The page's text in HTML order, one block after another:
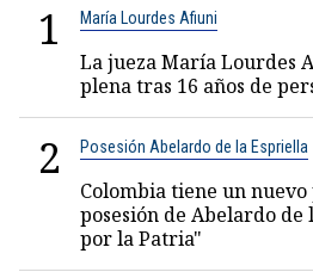
1 María Lourdes Afiuni
La jueza María Lourdes
plena tras 16 años de
2 Posesión Abelardo de la Espriella
Colombia tiene un
posesión de Abelardo
por la Patria"